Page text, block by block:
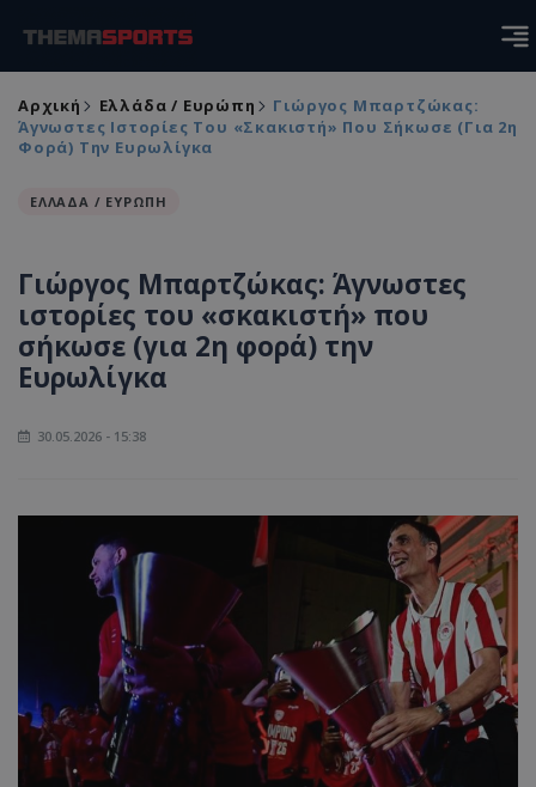
Αρχική Ελλάδα / Ευρώπη
Γιώργος Μπαρτζώκας:
Άγνωστες Ιστορίες Του «σκακιστή» Που Σήκωσε (για 2η
Φορά) Την Ευρωλίγκα
ΕΛΛΑΔΑ / ΕΥΡΩΠΗ
Γιώργος Μπαρτζώκας: Άγνωστες
ιστορίες του «σκακιστή» που
σήκωσε (για 2η φορά) την
Ευρωλίγκα
30.05.2026 - 15:38